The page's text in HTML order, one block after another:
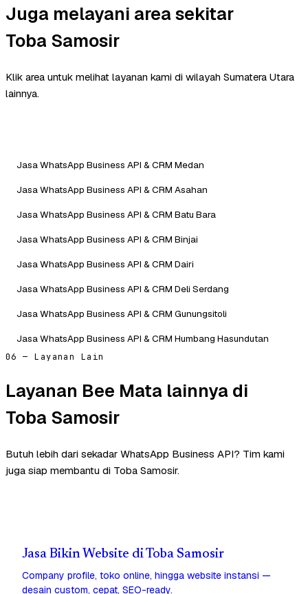
Juga melayani area sekitar
Toba Samosir
Klik area untuk melihat layanan kami di wilayah Sumatera Utara
lainnya.
Jasa WhatsApp Business API & CRM Medan
Jasa WhatsApp Business API & CRM Asahan
Jasa WhatsApp Business API & CRM Batu Bara
Jasa WhatsApp Business API & CRM Binjai
Jasa WhatsApp Business API & CRM Dairi
Jasa WhatsApp Business API & CRM Deli Serdang
Jasa WhatsApp Business API & CRM Gunungsitoli
Jasa WhatsApp Business API & CRM Humbang Hasundutan
06 — Layanan Lain
Layanan Bee Mata lainnya di
Toba Samosir
Butuh lebih dari sekadar WhatsApp Business API? Tim kami
juga siap membantu di Toba Samosir.
Jasa Bikin Website di Toba Samosir
Company profile, toko online, hingga website instansi —
desain custom, cepat, SEO-ready.